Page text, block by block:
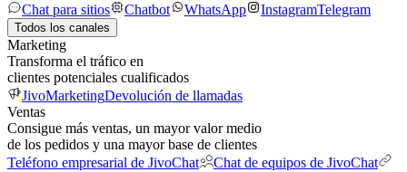
Chat para sitios
Chatbot WhatsApp InstagramTelegram
Todos los canales
Marketing
Transforma el tráfico en
clientes potenciales cualificados
JivoMarketingDevolución de llamadas
Ventas
Consigue más ventas, un mayor valor medio
de los pedidos y una mayor base de clientes
Teléfono empresarial de JivoChat
Chat de equipos de JivoChat